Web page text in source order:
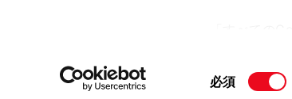
て」をご覧
同
必須